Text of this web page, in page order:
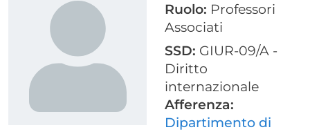
Ruolo: Professori
Associati
SSD: GIUR-09/A -
Diritto
internazionale
Afferenza:
Dipartimento di